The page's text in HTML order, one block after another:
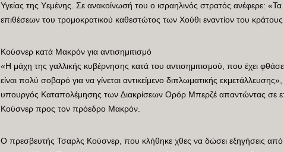
Υγείας της Υεμένης. Σε ανακοίνωσή του ο ισραηλινός στρατός ανέφερε:
επιθέσεων του τρομοκρατικού καθεστώτος των Χούθι εναντίον του
Κούσνερ κατά Μακρόν για αντισημιτισμό
«Η μάχη της γαλλικής κυβέρνησης κατά του αντισημιτισμού, που έχει
είναι πολύ σοβαρό για να γίνεται αντικείμενο διπλωματικής
υπουργός Καταπολέμησης των ∆ιακρίσεων Ορόρ Μπερζέ απαντώντας σε
Κούσνερ προς τον πρόεδρο Μακρόν.
Ο πρεσβευτής Τσαρλς Κούσνερ, που κλήθηκε χθες να δώσει εξηγήσεις από